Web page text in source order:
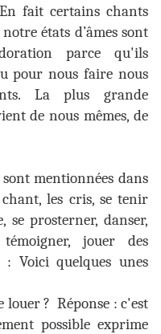
fait certains chants
états d’âmes sont
parce qu'ils
pour nous faire nous
La plus grande
de nous mêmes, de
mentionnées dans
les cris, se tenir
se prosterner, danser,
jouer des
Voici quelques unes
louer ? Réponse : c'est
possible exprime